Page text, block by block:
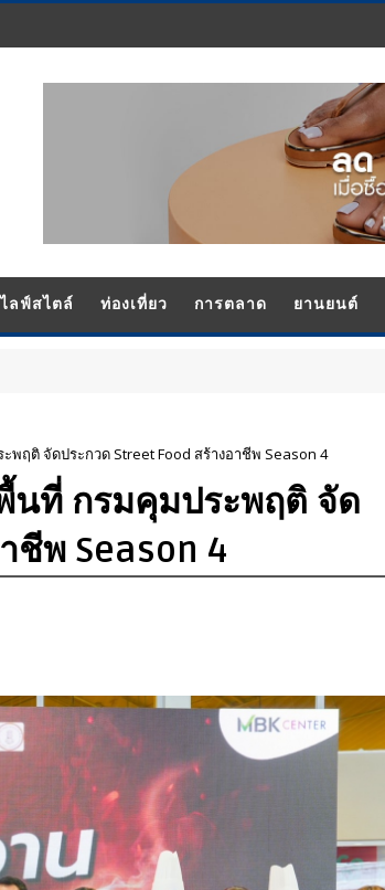
ไลฟ์สไตล์ ท่องเที่ยว การตลาด ยานยนต์
พฤติ จัดประกวด Street Food สร้างอาชีพ Season 4
นที่ กรมคุมประพฤติ จัด
ชีพ Season 4